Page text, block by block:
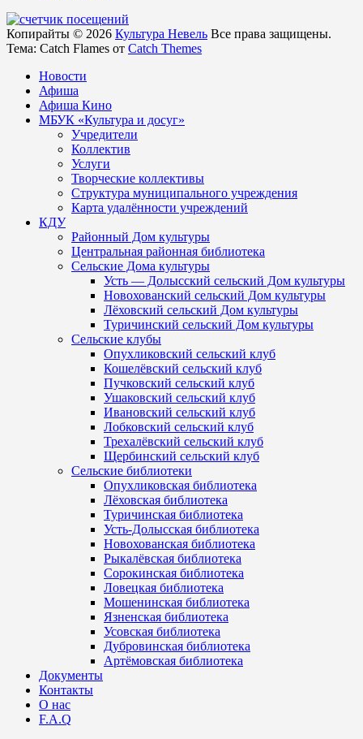
Копирайты © 2026 Культура Невель Все права защищены.
Тема: Catch Flames от Catch Themes
Новости
Афиша
Афиша Кино
МБУК «Культура и досуг»
Учредители
Коллектив
Услуги
Творческие коллективы
Структура муниципального учреждения
Карта удалённости учреждений
КДУ
Районный Дом культуры
Центральная районная библиотека
Сельские Дома культуры
Усть — Долысский сельский Дом культуры
Новохованский сельский Дом культуры
Лёховский сельский Дом культуры
Туричинский сельский Дом культуры
Сельские клубы
Опухликовский сельский клуб
Кошелёвский сельский клуб
Пучковский сельский клуб
Ушаковский сельский клуб
Ивановский сельский клуб
Лобковский сельский клуб
Трехалёвский сельский клуб
Щербинский сельский клуб
Сельские библиотеки
Опухликовская библиотека
Лёховская библиотека
Туричинская библиотека
Усть-Долысская библиотека
Новохованская библиотека
Рыкалёвская библиотека
Сорокинская библиотека
Ловецкая библиотека
Мошенинская библиотека
Язненская библиотека
Усовская библиотека
Дубровинская библиотека
Артёмовская библиотека
Документы
Контакты
О нас
F.A.Q